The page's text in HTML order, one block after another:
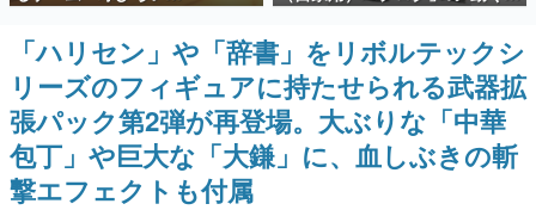
事をまとめました。
ゲームの企画書
名作ゲームクリエイターの方々に製作時のエピソードをお
聞きし、ヒットする企画（ゲーム）とは何か？を探ってい
きます。
赫本
この物語を解いてはいけない。『赫本』は、〈試験問題〉
の形をした短編ホラー小説集です。
Simulator』が「1件」のウィッ
シュリストをもとにチェコ語に
対応しSNSで話題に。『キング
ダム・カム』開発元やチェコの
プロ野球選手から称賛の声
ィッシュケース”が買えるポップ
アップショップが開催へ。マン
ガの舞台である群馬の「イオン
モール高崎」にて、8月11日か
ら8月20日までの期間限定で開
催予定
「ハリセン」や「辞書」をリボルテックシ
リーズのフィギュアに持たせられる武器拡
張パック第2弾が再登場。大ぶりな「中華
包丁」や巨大な「大鎌」に、血しぶきの斬
撃エフェクトも付属